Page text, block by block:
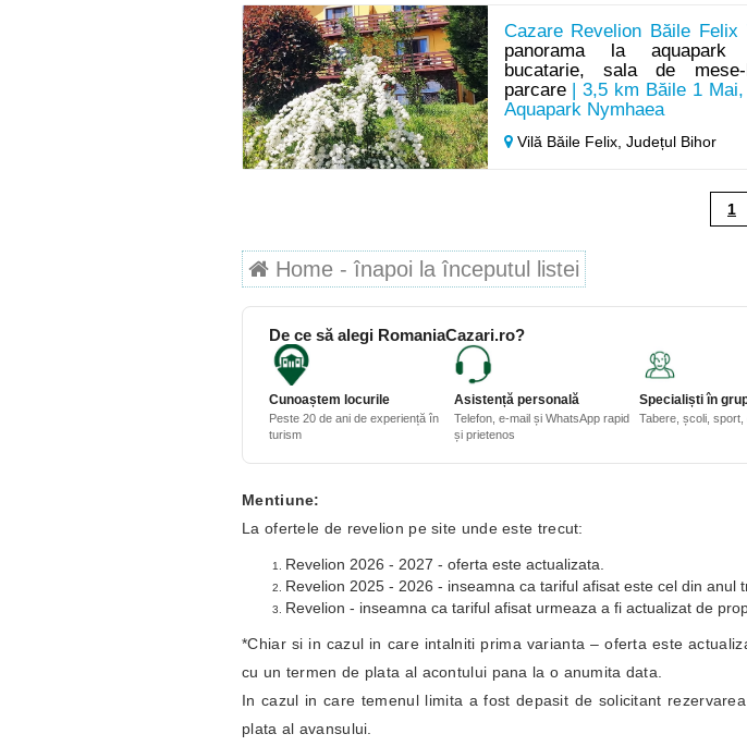
Cazare Revelion Băile Felix
panorama la aquapark
bucatarie, sala de
parcare| 3,5 km Băile 1 Mai,
Aquapark Nymhaea
Vilă Băile Felix, Județul Bihor
1
Home - înapoi la începutul listei
De ce să alegi RomaniaCazari.ro?
Cunoaștem locurile
Peste 20 de ani de experiență în
turism
Asistență personală
Telefon, e-mail și WhatsApp rapid
și prietenos
Specialiști în
Tabere, școli, sport,
Mentiune:
La ofertele de revelion pe site unde este trecut:
Revelion 2026 - 2027 - oferta este actualizata.
Revelion 2025 - 2026 - inseamna ca tariful afisat este cel din
Revelion - inseamna ca tariful afisat urmeaza a fi actualizat de
*Chiar si in cazul in care intalniti prima varianta – oferta este
cu un termen de plata al acontului pana la o anumita data.
In cazul in care temenul limita a fost depasit de solicitant
plata al avansului.